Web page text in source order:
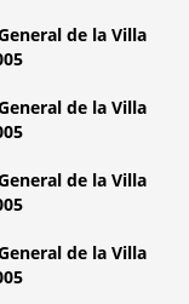
de la Villa
de la Villa
de la Villa
de la Villa